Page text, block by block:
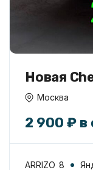
Новая
Москва
2 900 ₽ в
ARRIZO 8